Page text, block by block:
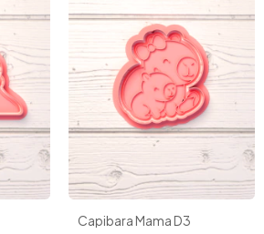
Capibara Mama D3